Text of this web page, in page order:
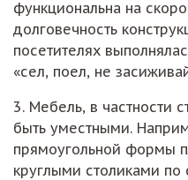
функциональна на
долговечность
посетителях
«сел, поел, не
3. Мебель, в частности
быть уместными.
прямоугольной формы
круглыми столиками по